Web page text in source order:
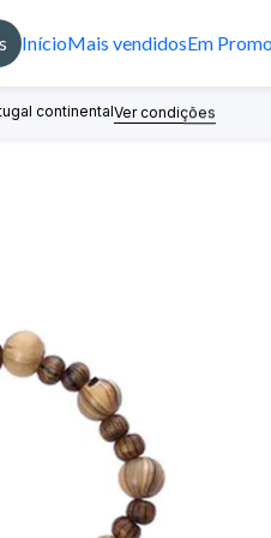
InícioMais vendidosEm
continentalVer condições